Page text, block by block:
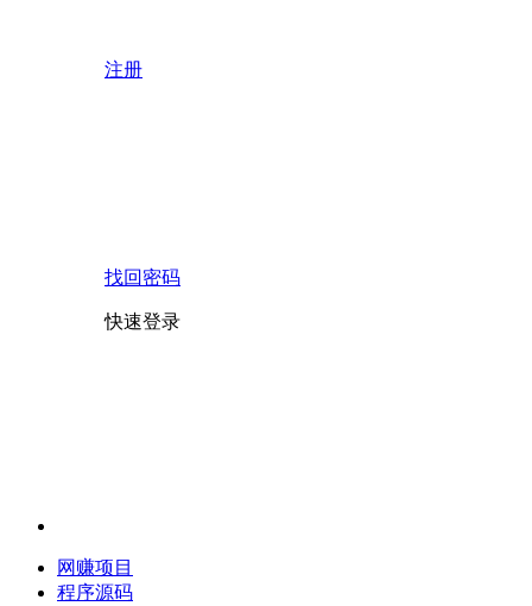
注册
找回密码
快速登录
网赚项目
程序源码